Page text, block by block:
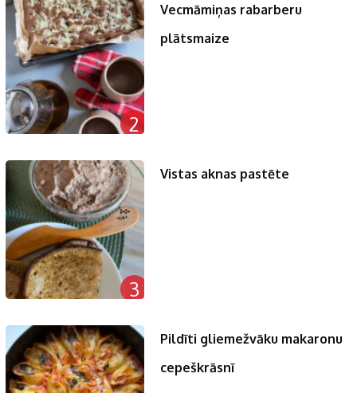
2
Vecmāmiņas rabarberu
plātsmaize
3
Vistas aknas pastēte
Pildīti gliemežvāku makaronu
cepeškrāsnī